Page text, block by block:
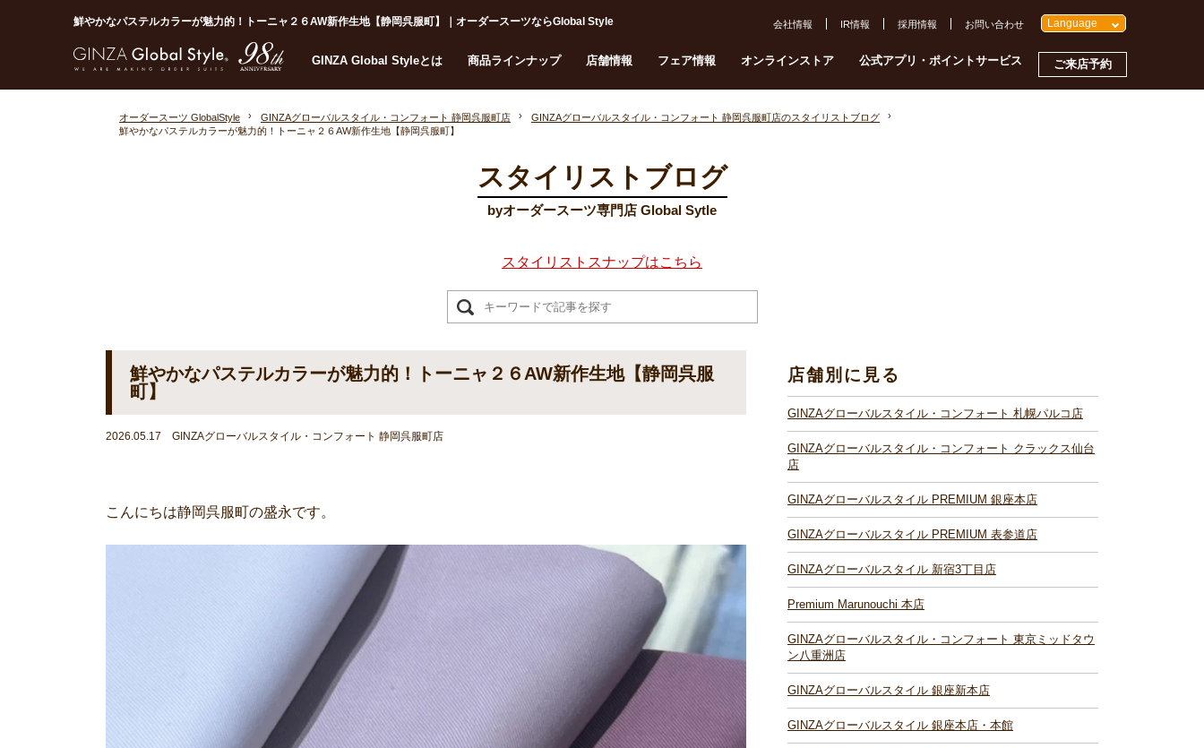
鮮やかなパステルカラーが魅力的！トーニャ２６AW新作生地【静岡呉服町】｜オーダースーツならGlobal Style
GINZA Global Styleとは 商品ラインナップ 店舗情報 フェア情報 オンラインストア 公式アプリ・ポイントサービス ご来店予約
会社情報 IR情報 採用情報 お問い合わせ Language
オーダースーツ GlobalStyle GINZAグローバルスタイル・コンフォート 静岡呉服町店
GINZAグローバルスタイル・コンフォート 静岡呉服町店のスタイリストブログ
鮮やかなパステルカラーが魅力的！トーニャ２６AW新作生地【静岡呉服町】
スタイリストブログ
byオーダースーツ専門店 Global Sytle
スタイリストスナップはこちら
鮮やかなパステルカラーが魅力的！トーニャ２６AW新作生地【静岡呉服
町】
2026.05.17 GINZAグローバルスタイル・コンフォート 静岡呉服町店
こんにちは静岡呉服町の盛永です。
店舗別に見る
GINZAグローバルスタイル・コンフォート 札幌パルコ店
GINZAグローバルスタイル・コンフォート クラックス仙台
店
GINZAグローバルスタイル PREMIUM 銀座本店
GINZAグローバルスタイル PREMIUM 表参道店
GINZAグローバルスタイル 新宿3丁目店
Premium Marunouchi 本店
GINZAグローバルスタイル・コンフォート 東京ミッドタウ
ン八重洲店
GINZAグローバルスタイル 銀座新本店
GINZAグローバルスタイル 銀座本店・本館